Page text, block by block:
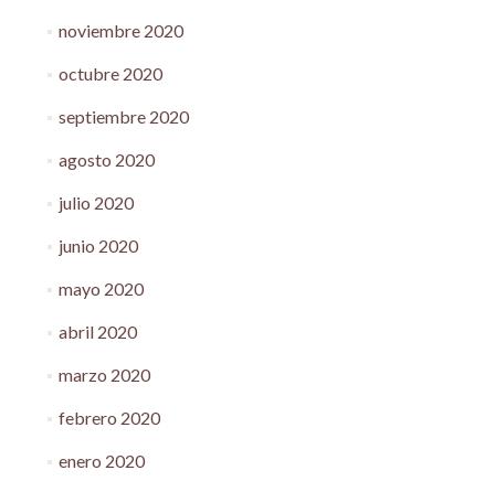
noviembre 2020
octubre 2020
septiembre 2020
agosto 2020
julio 2020
junio 2020
mayo 2020
abril 2020
marzo 2020
febrero 2020
enero 2020